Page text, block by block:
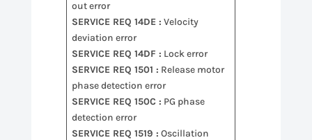
out error
SERVICE REQ 14DE : Velocity
deviation error
SERVICE REQ 14DF : Lock error
SERVICE REQ 1501 : Release motor
phase detection error
SERVICE REQ 150C : PG phase
detection error
SERVICE REQ 1519 : Oscillation